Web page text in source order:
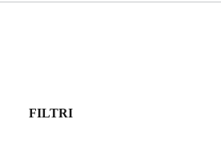
FILTRI